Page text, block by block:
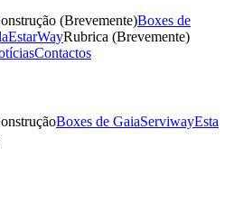
(Brevemente)Boxes de
EstarWayRubrica (Brevemente)
Contactos
Boxes de GaiaServiwayEsta